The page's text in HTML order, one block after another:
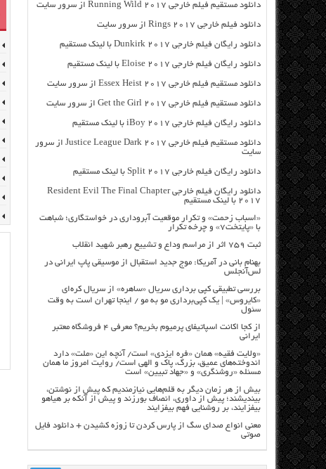
دانلود مستقیم فیلم خارجی Running Wild 2017 از سرور سایت
دانلود فیلم خارجی Rings 2017 از سرور سایت
دانلود رایگان فیلم خارجی Dunkirk 2017 با لینک مستقیم
دانلود رایگان فیلم خارجی Eloise 2017 با لینک مستقیم
دانلود مستقیم فیلم خارجی Essex Heist 2017 از سرور سایت
دانلود مستقیم فیلم خارجی Get the Girl 2017 از سرور سایت
دانلود رایگان فیلم خارجی iBoy 2017 با لینک مستقیم
دانلود مستقیم فیلم خارجی Justice League Dark 2017 از سرور
سایت
دانلود رایگان فیلم خارجی Split 2017 با لینک مستقیم
دانلود رایگان فیلم خارجی Resident Evil The Final Chapter
2017 با لینک مستقیم
«اسباب زحمت» و تکرار موقعیت آبروداری در خواستگاری؛ شباهت
با «پایتخت۷» و چرخه تکرار
ثبت ۷۵۹ اثر از مراسم وداع و تشییع رهبر شهید انقلاب
بهنام بانی در آمریکا: موج جدید استقبال از موسیقی پاپ ایرانی در
لس‌آنجلس
بررسی تطبیقی کپی برداری سریال «ساهره» از سریال کره‌ای
«کایروس» | یک کپی‌برداری مو به مو / اینجا تهران است به وقت
سئول
از کجا اکانت اسپاتیفای پرمیوم بخریم؟ معرفی ۴ فروشگاه معتبر
ایرانی
«ولایت فقیه» همان «فره ایزدی» است/ آنچه این «ملت» دارد
اندوخته‌های عمیق، بزرگ، پاک و الهی است/ روایت امروز ما همان
مسئله «روشنگری» و «جهاد تبیین» است
بیش از هر زمان دیگر به قلم‌هایی نیازمندیم که پیش از نوشتن،
بیندیشند؛ پیش از داوری، انصاف بورزند و پیش از آنکه بر هیاهو
بیفزایند، بر روشنایی فهم بیفزایند
معنی انواع صدای سگ از پارس کردن تا زوزه کشیدن + دانلود فایل
صوتی